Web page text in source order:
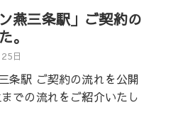
燕三条駅」ご契約の
。
日
条駅 ご契約の流れを公開
での流れをご紹介いたし